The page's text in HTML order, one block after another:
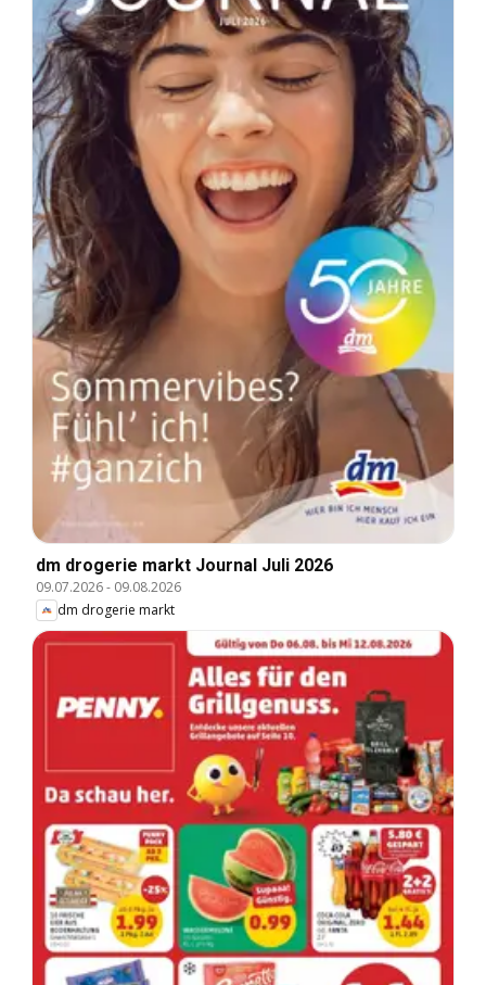
dm drogerie markt Journal Juli 2026
09.07.2026- 09.08.2026
dm drogerie markt